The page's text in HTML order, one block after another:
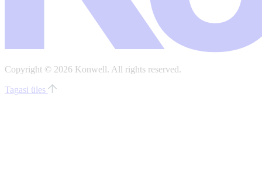
Copyright © 2026 Konwell. All rights reserved.
Tagasi üles